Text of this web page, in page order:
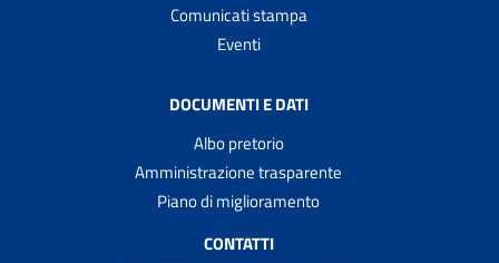
Comunicati stampa
Eventi
DOCUMENTI E DATI
Albo pretorio
Amministrazione trasparente
Piano di miglioramento
CONTATTI